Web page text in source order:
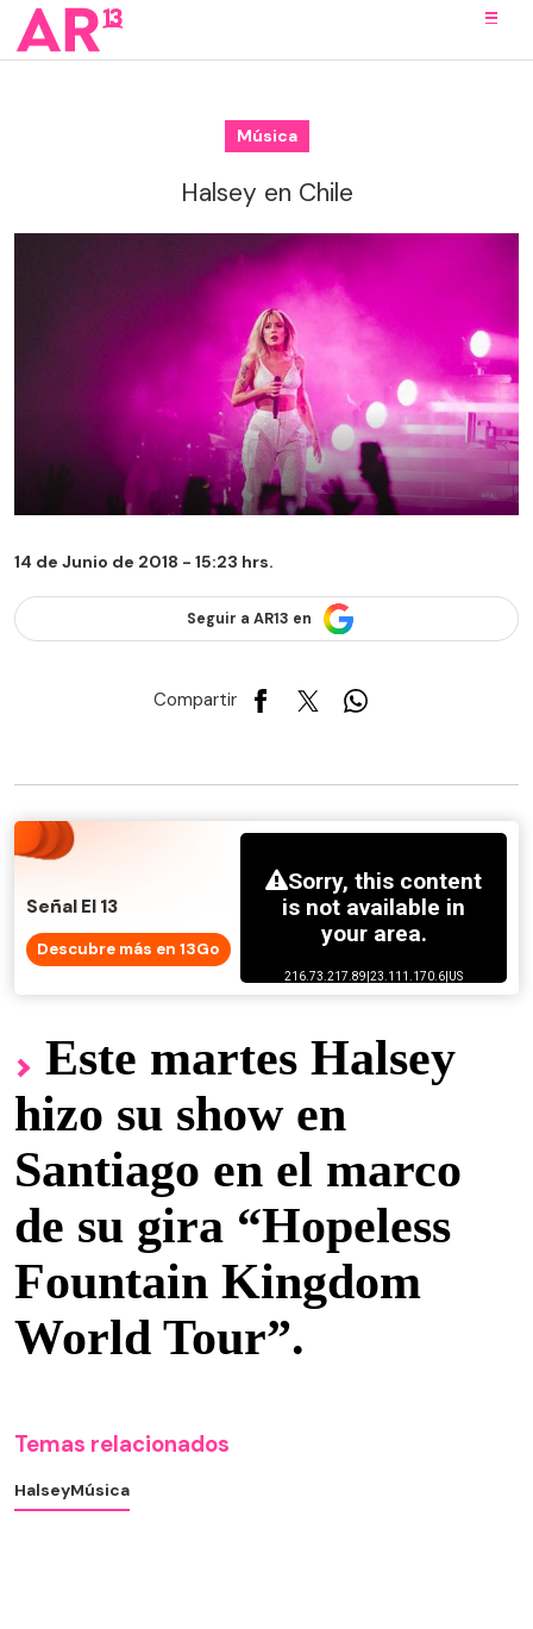
Música
Halsey en Chile
14 de Junio de 2018 - 15:23 hrs.
Seguir a AR13 en
Compartir
Señal El 13
Descubre más en 13Go
Este martes Halsey
hizo su show en
Santiago en el marco
de su gira “Hopeless
Fountain Kingdom
World Tour”.
Temas relacionados
HalseyMúsica